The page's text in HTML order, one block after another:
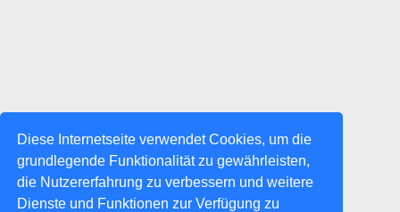
Diese Internetseite verwendet Cookies, um die
grundlegende Funktionalität zu gewährleisten,
die Nutzererfahrung zu verbessern und weitere
Dienste und Funktionen zur Verfügung zu